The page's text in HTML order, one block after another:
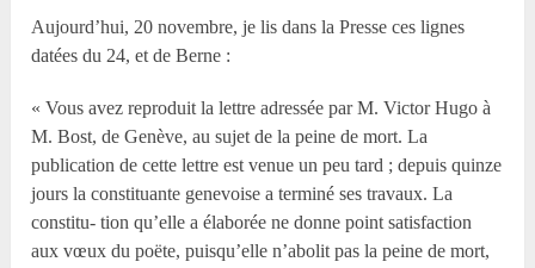
Aujourd’hui, 20 novembre, je lis dans la Presse ces lignes
datées du 24, et de Berne :
« Vous avez reproduit la lettre adressée par M. Victor Hugo à
M. Bost, de Genève, au sujet de la peine de mort. La
publication de cette lettre est venue un peu tard ; depuis quinze
jours la constituante genevoise a terminé ses travaux. La
constitu- tion qu’elle a élaborée ne donne point satisfaction
aux vœux du poëte, puisqu’elle n’abolit pas la peine de mort,